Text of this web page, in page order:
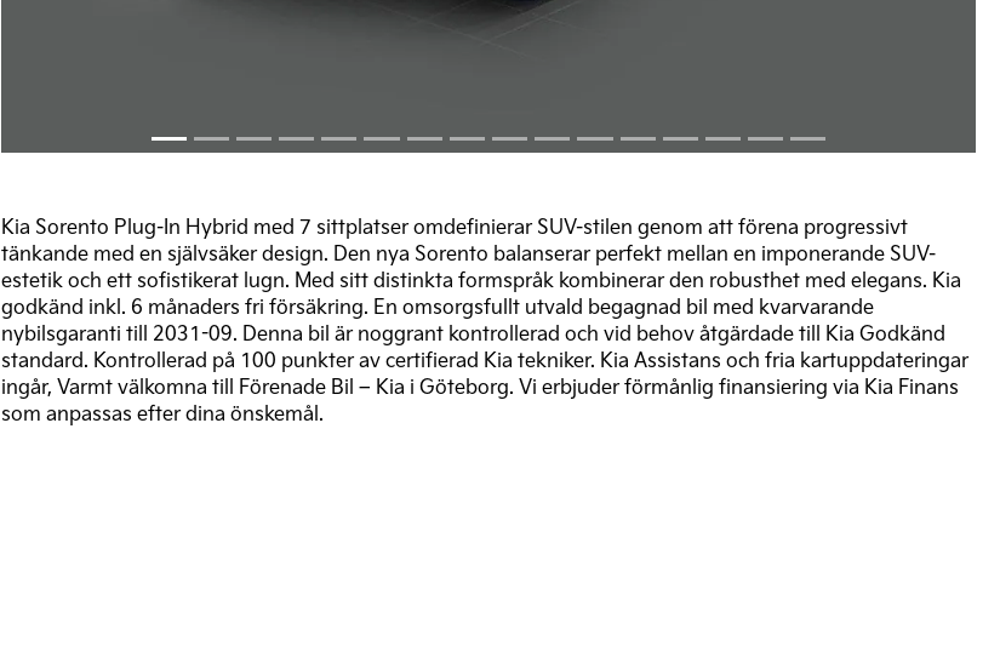
Kia Sorento Plug-In Hybrid med 7 sittplatser omdefinierar SUV-stilen genom att förena progressivt
tänkande med en självsäker design. Den nya Sorento balanserar perfekt mellan en imponerande SUV-
estetik och ett sofistikerat lugn. Med sitt distinkta formspråk kombinerar den robusthet med elegans. Kia
godkänd inkl. 6 månaders fri försäkring. En omsorgsfullt utvald begagnad bil med kvarvarande
nybilsgaranti till 2031-09. Denna bil är noggrant kontrollerad och vid behov åtgärdade till Kia Godkänd
standard. Kontrollerad på 100 punkter av certifierad Kia tekniker. Kia Assistans och fria kartuppdateringar
ingår, Varmt välkomna till Förenade Bil – Kia i Göteborg. Vi erbjuder förmånlig finansiering via Kia Finans
som anpassas efter dina önskemål.